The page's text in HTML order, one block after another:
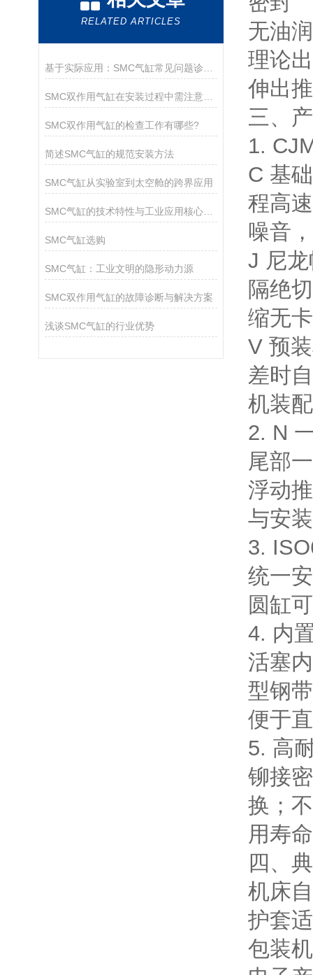
RELATED ARTICLES
SMC双作用气缸在安装过程中需注意以下关键事项
SMC双作用气缸的检查工作有哪些?
简述SMC气缸的规范安装方法
SMC气缸从实验室到太空舱的跨界应用
SMC气缸的技术特性与工业应用核心解析
SMC气缸选购
SMC气缸：工业文明的隐形动力源
SMC双作用气缸的故障诊断与解决方案
浅谈SMC气缸的行业优势
无油
理论
伸出
三、
1.
C 基
程高
噪音
J 尼
隔绝
缩无
V 预
差时
机装
2. N
尾部
浮动
与安
3.
统一
圆缸
4. 内
活塞
型钢
便于
5. 高
铆接
换；
用寿
四、
机床
护套
包装